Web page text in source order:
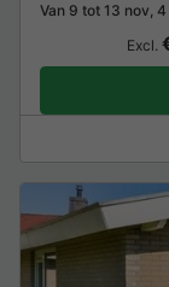
Van 9 tot 13 nov,
Excl.